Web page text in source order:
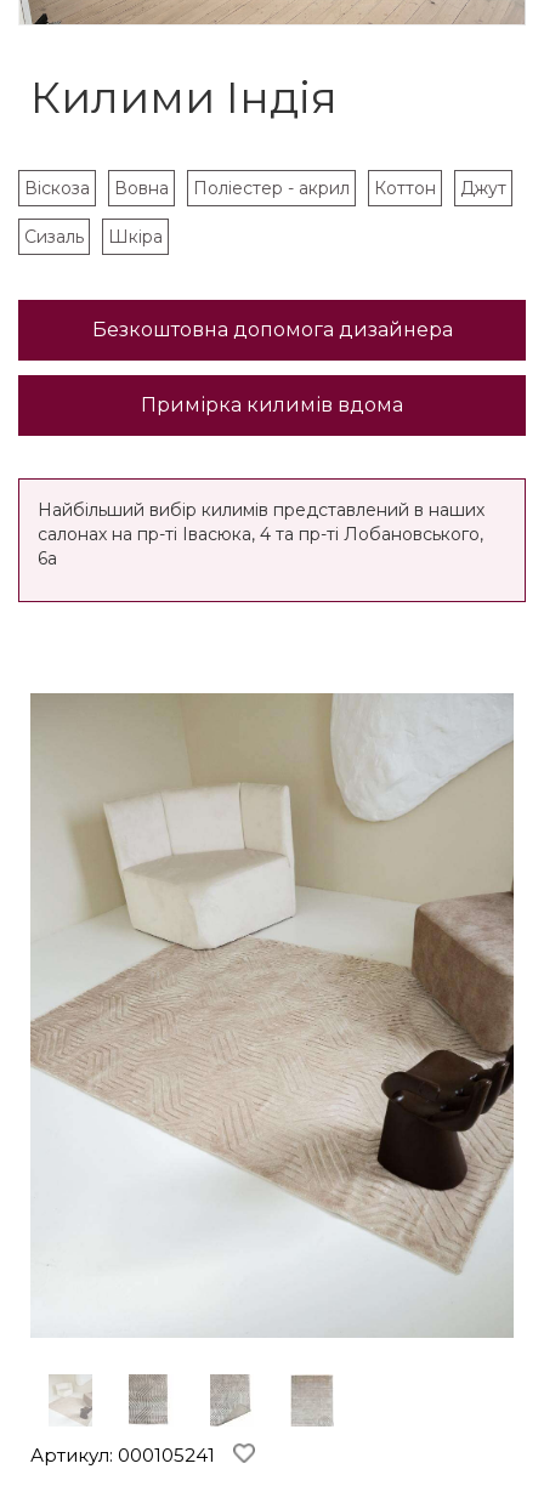
Килими Індія
Віскоза Вовна Поліестер - акрил Коттон Джут
Сизаль Шкіра
Безкоштовна допомога дизайнера
Примірка килимів вдома
Найбільший вибір килимів представлений в наших
салонах на пр-ті Івасюка, 4 та пр-ті Лобановського,
6а
Артикул: 000105241